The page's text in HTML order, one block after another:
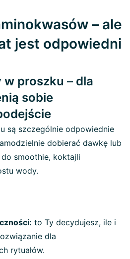
– ale
jest odpowiedni
w proszku – dla
sobie
są szczególnie odpowiednie
dobierać dawkę lub
do smoothie, koktajli
wody.
to Ty decydujesz, ile i
dla
rytuałów.